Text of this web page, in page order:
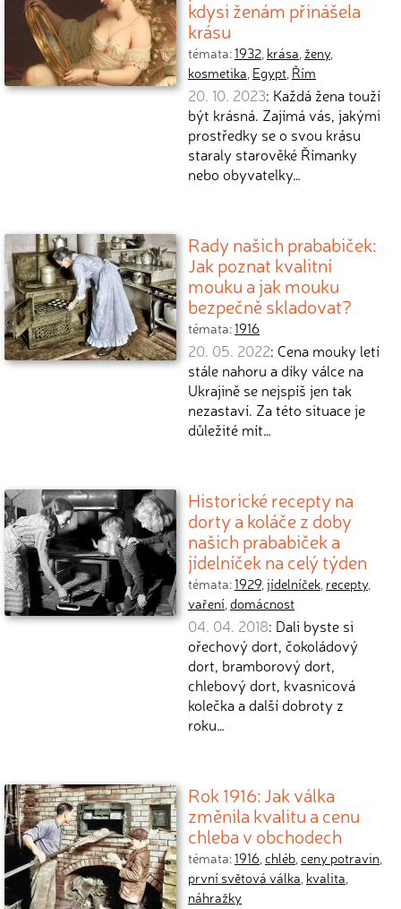
kdysi ženám přinášela
krásu
témata:1932, krása, ženy,
kosmetika, Egypt, Řím
20. 10. 2023: Každá žena touží
být krásná. Zajímá vás, jakými
prostředky se o svou krásu
staraly starověké Římanky
nebo obyvatelky…
Rady našich prababiček:
Jak poznat kvalitní
mouku a jak mouku
bezpečně skladovat?
témata:1916
20. 05. 2022: Cena mouky letí
stále nahoru a díky válce na
Ukrajině se nejspíš jen tak
nezastaví. Za této situace je
důležité mít…
Historické recepty na
dorty a koláče z doby
našich prababiček a
jídelníček na celý týden
témata:1929,jídelníček, recepty,
vaření,domácnost
04. 04. 2018: Dali byste si
ořechový dort, čokoládový
dort, bramborový dort,
chlebový dort, kvasnicová
kolečka a další dobroty z
roku…
Rok 1916: Jak válka
změnila kvalitu a cenu
chleba v obchodech
témata:1916,chléb,ceny potravin,
první světová válka, kvalita,
náhražky